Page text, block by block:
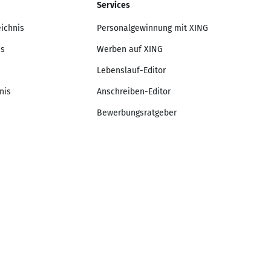
Services
Personalgewinnung mit XING
Werben auf XING
Lebenslauf-Editor
Anschreiben-Editor
Bewerbungsratgeber